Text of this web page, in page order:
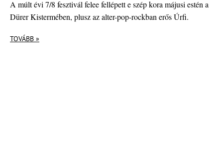
A múlt évi 7/8 fesztivál felee fellépett e szép kora májusi estén a
Dürer Kistermében, plusz az alter-pop-rockban erős Úrfi.
TOVÁBB »